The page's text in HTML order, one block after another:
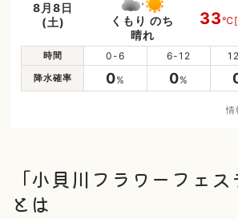
8月8日
(土)
くもり のち
晴れ
33℃
時間 0-6 6-12
降水確率 0% 0%
情
「小貝川フラワーフェス
とは